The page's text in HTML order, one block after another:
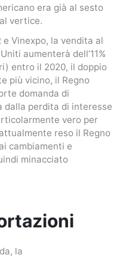
era già al sesto
vertice.
e Vinexpo, la vendita al
aumenterà dell’11%
entro il 2020, il doppio
più vicino, il Regno
domanda di
dalla perdita di interesse
vero per
reso il Regno
cambiamenti e
minacciato
la